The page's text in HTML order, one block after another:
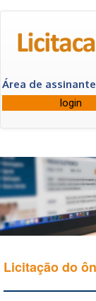
Área de
Licitação do